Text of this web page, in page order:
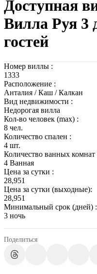
Доступная
Вилла Руя 3
гостей
Номер виллы :
1333
Расположение :
Анталия / Каш / Калкан
Вид недвижимости :
Недорогая вилла
Кол-во человек (max) :
8 чел.
Количество спален :
4 шт.
Количество ванных комнат
4 Ванная
Цена за сутки :
28,951
Цена за сутки (выходные):
28,951
Минимальный срок (дней) :
3 ночь
Поделиться